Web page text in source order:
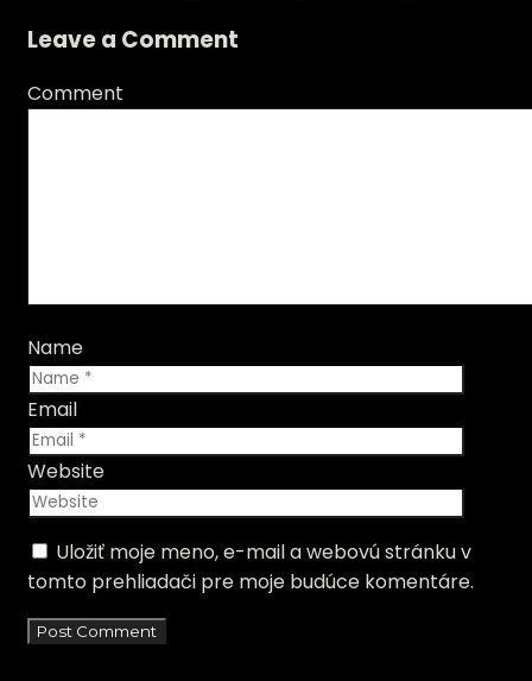
Leave a Comment
Comment
Name
Email
Website
Uložiť moje meno, e-mail a webovú stránku v
tomto prehliadači pre moje budúce komentáre.